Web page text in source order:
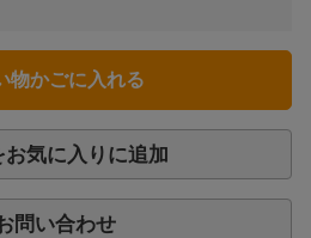
物かごに入れる
お気に入りに追加
問い合わせ